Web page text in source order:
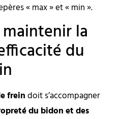
« max » et « min ».
la
du
freindoit s’accompagner
du bidon et des